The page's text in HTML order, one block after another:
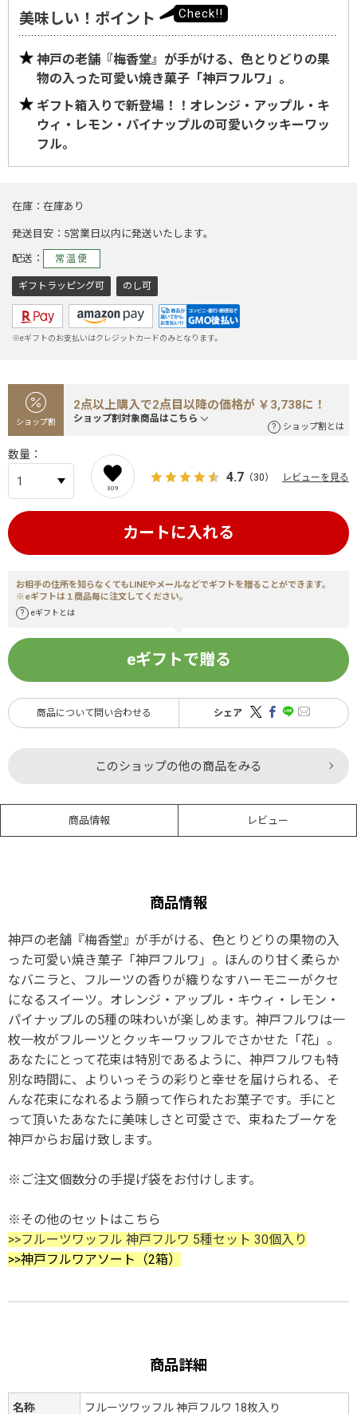
美味しい！ポイント
神戸の老舗『梅香堂』が手がける、色とりどりの果
物の入った可愛い焼き菓子「神戸フルワ」。
ギフト箱入りで新登場！！オレンジ・アップル・キ
ウィ・レモン・パイナップルの可愛いクッキーワッ
フル。
在庫 在庫あり
発送目安 5営業日以内に発送いたします。
配送 常温便
ギフトラッピング可 のし可
※eギフトのお支払いはクレジットカードのみとなります。
ショップ割
2点以上購入で2点目以降の価格が ￥3,738に！
ショップ割対象商品はこちら
ショップ割とは
数量
309
4.7 （30） レビューを見る
カートに入れる
お相手の住所を知らなくてもLINEやメールなどでギフトを贈ることができます。
※eギフトは１商品毎に注文してください。
eギフトとは
eギフトで贈る
商品について問い合わせる シェア
このショップの他の商品をみる
商品情報 レビュー
商品情報
神戸の老舗『梅香堂』が手がける、色とりどりの果物の入
った可愛い焼き菓子「神戸フルワ」。ほんのり甘く柔らか
なバニラと、フルーツの香りが織りなすハーモニーがクセ
になるスイーツ。オレンジ・アップル・キウィ・レモン・
パイナップルの5種の味わいが楽しめます。神戸フルワは一
枚一枚がフルーツとクッキーワッフルでさかせた「花」。
あなたにとって花束は特別であるように、神戸フルワも特
別な時間に、よりいっそうの彩りと幸せを届けられる、そ
んな花束になれるよう願って作られたお菓子です。手にと
って頂いたあなたに美味しさと可愛さで、束ねたブーケを
神戸からお届け致します。
※ご注文個数分の手提げ袋をお付けします。
※その他のセットはこちら
>>フルーツワッフル 神戸フルワ 5種セット 30個入り
>>神戸フルワアソート（2箱）
商品詳細
名称 フルーツワッフル 神戸フルワ 18枚入り